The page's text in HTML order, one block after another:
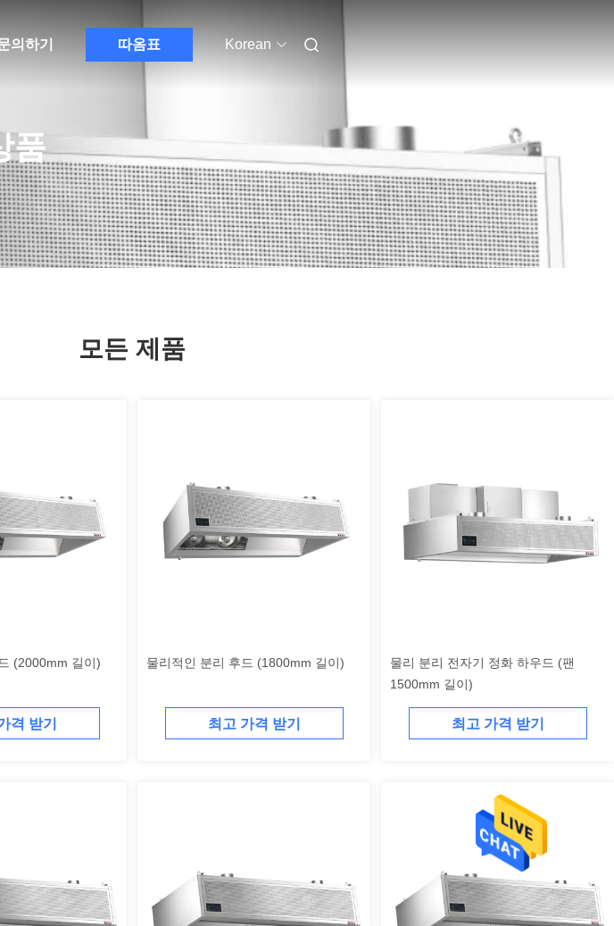
의하기 따옴표 Korean
품
모든 제품
(2000mm 길이)
격 받기
물리적인 분리 후드 (1800mm 길이)
최고 가격 받기
물리 분리 전자기 정화 하우드 (팬
1500mm 길이)
최고 가격 받기